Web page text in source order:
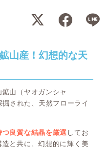
山産！幻想的な天
山（ヤオガンシャ
された、天然フローライ
良質な結晶を厳選 してお
と共に、幻想的に輝く美